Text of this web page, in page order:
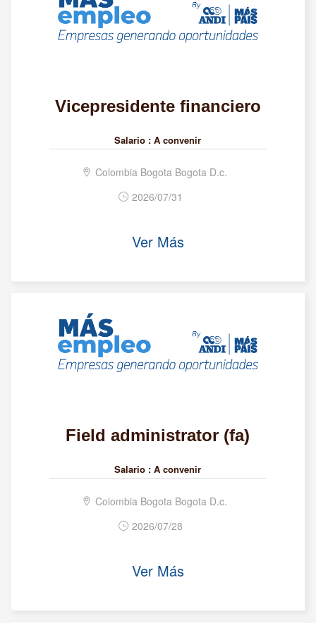
Vicepresidente financiero
Salario : A convenir
Colombia Bogota Bogota D.c.
2026/07/31
Ver Más
Field administrator (fa)
Salario : A convenir
Colombia Bogota Bogota D.c.
2026/07/28
Ver Más